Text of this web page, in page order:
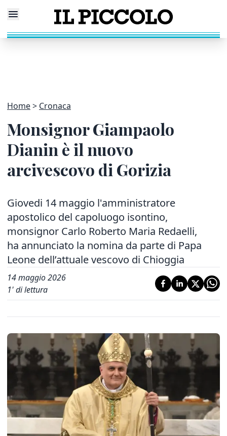
Home Cronaca
Monsignor Giampaolo
Dianin è il nuovo
arcivescovo di Gorizia
Giovedi 14 maggio l'amministratore
apostolico del capoluogo isontino,
monsignor Carlo Roberto Maria Redaelli,
ha annunciato la nomina da parte di Papa
Leone dell’attuale vescovo di Chioggia
14 maggio 2026
1' di lettura